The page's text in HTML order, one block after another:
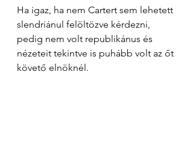
Ha igaz, ha nem Cartert sem lehetett
slendriánul felöltözve kérdezni,
pedig nem volt republikánus és
nézeteit tekintve is puhább volt az őt
követő elnöknél.